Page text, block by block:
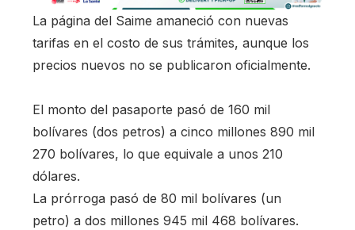
La página del Saime amaneció con nuevas
tarifas en el costo de sus trámites, aunque los
precios nuevos no se publicaron oficialmente.
El monto del pasaporte pasó de 160 mil
bolívares (dos petros) a cinco millones 890 mil
270 bolívares, lo que equivale a unos 210
dólares.
La prórroga pasó de 80 mil bolívares (un
petro) a dos millones 945 mil 468 bolívares.